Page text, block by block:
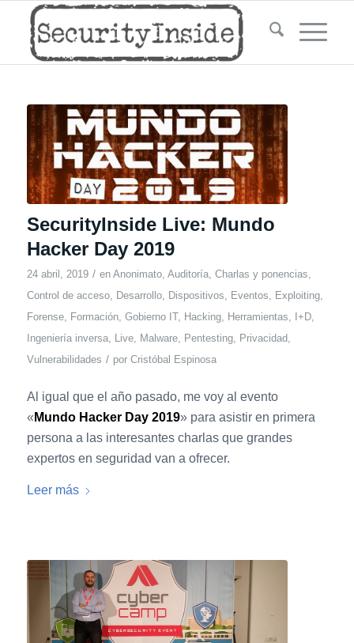
SecurityInside Live: Mundo
Hacker Day 2019
24 abril, 2019 / en Anonimato, Auditoría, Charlas y ponencias
Control de acceso, Desarrollo, Dispositivos Eventos Exploiting,
Forense, Formación, Gobierno IT, Hacking, Herramientas I+D,
Ingeniería inversa, Live, Malware, Pentesting, Privacidad,
Vulnerabilidades / por Cristóbal Espinosa
Al igual que el año pasado, me voy al evento
« Mundo Hacker Day 2019» para asistir en primera
persona a las interesantes charlas que grandes
expertos en seguridad van a ofrecer.
Leer más